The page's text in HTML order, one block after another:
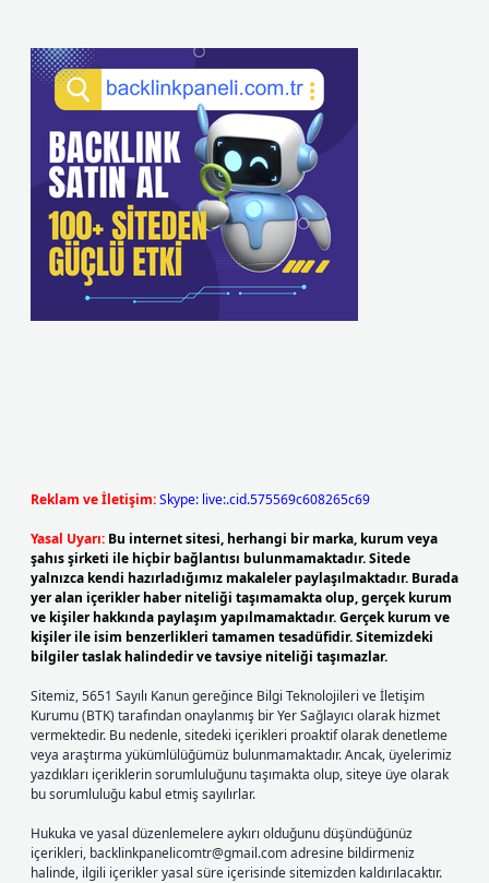
Reklam ve İletişim:Skype: live:.cid.575569c608265c69
Yasal Uyarı: Bu internet sitesi, herhangi bir marka, kurum veya
şahıs şirketi ile hiçbir bağlantısı bulunmamaktadır. Sitede
yalnızca kendi hazırladığımız makaleler paylaşılmaktadır. Burada
yer alan içerikler haber niteliği taşımamakta olup, gerçek kurum
ve kişiler hakkında paylaşım yapılmamaktadır. Gerçek kurum ve
kişiler ile isim benzerlikleri tamamen tesadüfidir. Sitemizdeki
bilgiler taslak halindedir ve tavsiye niteliği taşımazlar.
Sitemiz, 5651 Sayılı Kanun gereğince Bilgi Teknolojileri ve İletişim
Kurumu (BTK) tarafından onaylanmış bir Yer Sağlayıcı olarak hizmet
vermektedir. Bu nedenle, sitedeki içerikleri proaktif olarak denetleme
veya araştırma yükümlülüğümüz bulunmamaktadır. Ancak, üyelerimiz
yazdıkları içeriklerin sorumluluğunu taşımakta olup, siteye üye olarak
bu sorumluluğu kabul etmiş sayılırlar.
Hukuka ve yasal düzenlemelere aykırı olduğunu düşündüğünüz
içerikleri, backlinkpanelicomtr@gmail.comadresine bildirmeniz
halinde, ilgili içerikler yasal süre içerisinde sitemizden kaldırılacaktır.